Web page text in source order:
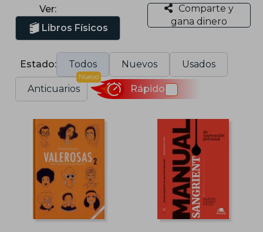
Ver:
Libros Físicos
Comparte y
gana dinero
Estado: Todos Nuevos Usados
Anticuarios
Nuevo
Rápido